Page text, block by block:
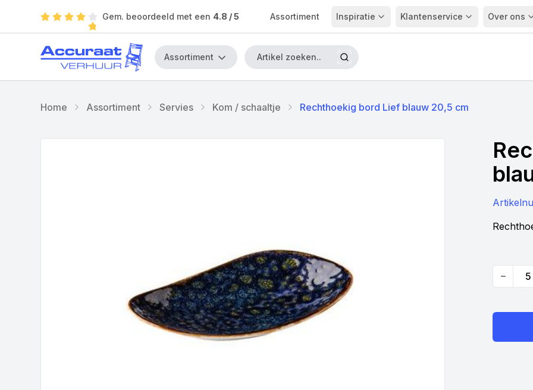
Gem. beoordeeld met een 4.8 / 5 Assortiment Inspiratie Klantenservice Over ons
Assortiment
Home Assortiment Servies Kom / schaaltje Rechthoekig bord Lief blauw 20,5 cm
Quantity